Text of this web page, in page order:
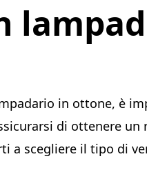
in ottone, è
di ottenere
a scegliere il tipo di